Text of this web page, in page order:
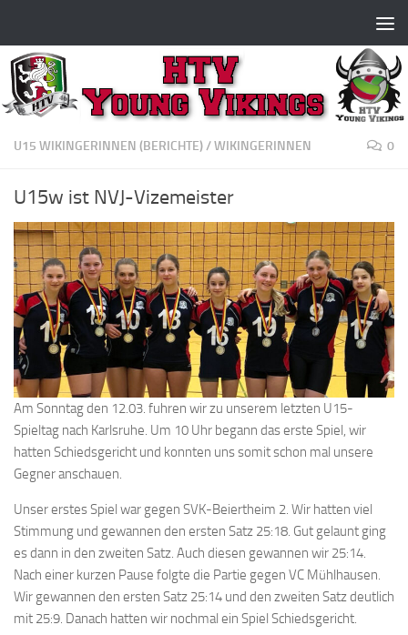
U15 WIKINGERINNEN (BERICHTE)/WIKINGERINNEN 0
U15w ist NVJ-Vizemeister
Am Sonntag den 12.03. fuhren wir zu unserem letzten U15-
Spieltag nach Karlsruhe. Um 10 Uhr begann das erste Spiel, wir
hatten Schiedsgericht und konnten uns somit schon mal unsere
Gegner anschauen.
Unser erstes Spiel war gegen SVK-Beiertheim 2. Wir hatten viel
Stimmung und gewannen den ersten Satz 25:18. Gut gelaunt ging
es dann in den zweiten Satz. Auch diesen gewannen wir 25:14.
Nach einer kurzen Pause folgte die Partie gegen VC Mühlhausen.
Wir gewannen den ersten Satz 25:14 und den zweiten Satz deutlich
mit 25:9. Danach hatten wir nochmal ein Spiel Schiedsgericht.